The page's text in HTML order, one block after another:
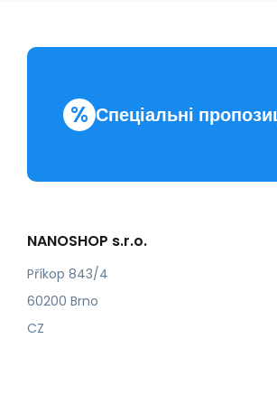
% Спеціальні
NANOSHOP s.r.o.
Příkop 843/4
60200 Brno
CZ